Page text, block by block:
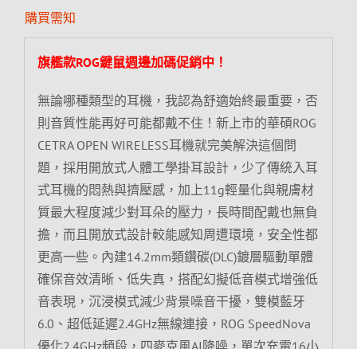
購買需知
旗艦款ROG鍵鼠週邊加碼促銷中！
無論哪種類型的耳機，我認為舒適始終最重要，否
則音質性能再好可能都戴不住！新上市的華碩ROG
CETRA OPEN WIRELESS耳機就完美解決這個問
題，採用開放式人體工學掛耳設計，少了傳統入耳
式耳機的悶熱與擠壓感，加上11g輕量化與親膚材
質最大程度減少對耳朵的壓力，長時間配戴也無負
擔，而且開放式設計較能感知周遭環境，安全性都
更高一些。內建14.2mm類鑽碳(DLC)鍍層驅動單體
確保音效清晰、低失真，搭配幻擬低音模式增強低
音表現，沉浸模式減少背景噪音干擾，雙模藍牙
6.0、超低延遲2.4GHz無線連接，ROG SpeedNova
優化2.4GHz頻段，四麥克風AI降噪，單次充電16小